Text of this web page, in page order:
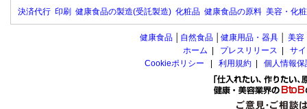
決済代行 印刷 健康食品の製造(受託製造) 化粧品 健康食品の原料 美容・化
健康食品 自然食品 健康用品・器具 美容
ホーム
プレスリリース
サ
Cookieポリシー
利用規約 個人情報